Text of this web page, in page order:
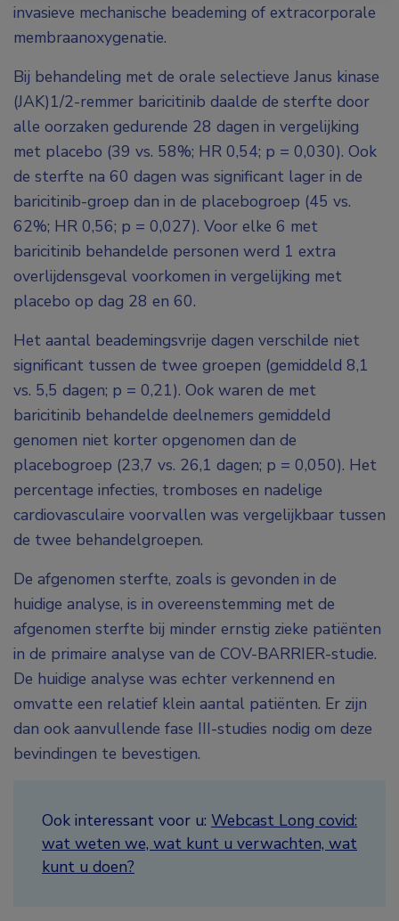
invasieve mechanische beademing of extracorporale
membraanoxygenatie.
Bij behandeling met de orale selectieve Janus kinase
(JAK)1/2-remmer baricitinib daalde de sterfte door
alle oorzaken gedurende 28 dagen in vergelijking
met placebo (39 vs. 58%; HR 0,54; p = 0,030). Ook
de sterfte na 60 dagen was significant lager in de
baricitinib-groep dan in de placebogroep (45 vs.
62%; HR 0,56; p = 0,027). Voor elke 6 met
baricitinib behandelde personen werd 1 extra
overlijdensgeval voorkomen in vergelijking met
placebo op dag 28 en 60.
Het aantal beademingsvrije dagen verschilde niet
significant tussen de twee groepen (gemiddeld 8,1
vs. 5,5 dagen; p = 0,21). Ook waren de met
baricitinib behandelde deelnemers gemiddeld
genomen niet korter opgenomen dan de
placebogroep (23,7 vs. 26,1 dagen; p = 0,050). Het
percentage infecties, tromboses en nadelige
cardiovasculaire voorvallen was vergelijkbaar tussen
de twee behandelgroepen.
De afgenomen sterfte, zoals is gevonden in de
huidige analyse, is in overeenstemming met de
afgenomen sterfte bij minder ernstig zieke patiënten
in de primaire analyse van de COV-BARRIER-studie.
De huidige analyse was echter verkennend en
omvatte een relatief klein aantal patiënten. Er zijn
dan ook aanvullende fase III-studies nodig om deze
bevindingen te bevestigen.
Ook interessant voor u: Webcast Long covid:
wat weten we, wat kunt u verwachten, wat
kunt u doen?